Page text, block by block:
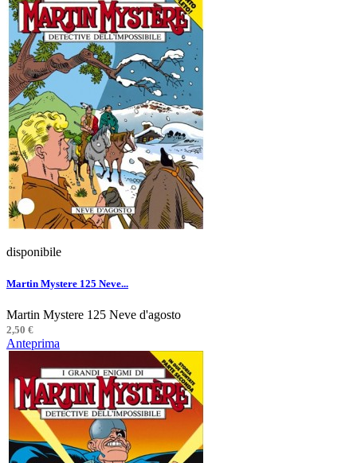
disponibile
Martin Mystere 125 Neve...
Martin Mystere 125 Neve d'agosto
2,50 €
Anteprima